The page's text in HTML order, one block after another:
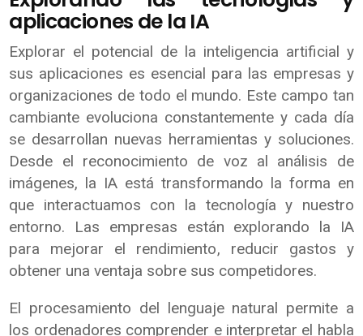
aplicaciones de la IA
Explorar el potencial de la inteligencia artificial y
sus aplicaciones es esencial para las empresas y
organizaciones de todo el mundo. Este campo tan
cambiante evoluciona constantemente y cada día
se desarrollan nuevas herramientas y soluciones.
Desde el reconocimiento de voz al análisis de
imágenes, la IA está transformando la forma en
que interactuamos con la tecnología y nuestro
entorno. Las empresas están explorando la IA
para mejorar el rendimiento, reducir gastos y
obtener una ventaja sobre sus competidores.
El procesamiento del lenguaje natural permite a
los ordenadores comprender e interpretar el habla